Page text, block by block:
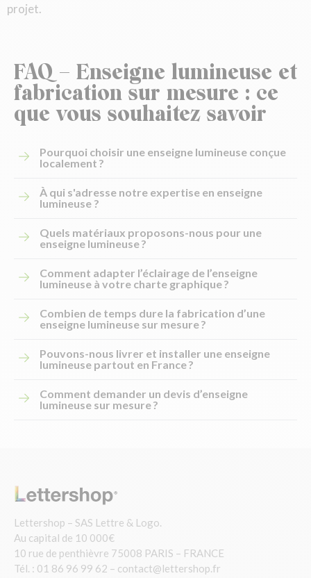
projet.
FAQ – Enseigne lumineuse et
fabrication sur mesure : ce
que vous souhaitez savoir
Pourquoi choisir une enseigne lumineuse conçue
localement ?
À qui s'adresse notre expertise en enseigne
lumineuse ?
Quels matériaux proposons-nous pour une
enseigne lumineuse ?
Comment adapter l’éclairage de l’enseigne
lumineuse à votre charte graphique ?
Combien de temps dure la fabrication d’une
enseigne lumineuse sur mesure ?
Pouvons-nous livrer et installer une enseigne
lumineuse partout en France ?
Comment demander un devis d’enseigne
lumineuse sur mesure ?
Lettershop – SAS Lettre & Logo.
Au capital de 10 000€
10 rue de penthièvre 75008 PARIS – FRANCE
Tél. : 01 86 96 99 62 – contact@lettershop.fr